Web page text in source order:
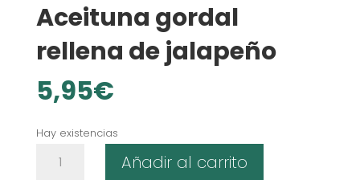
Aceituna gordal
rellena de jalapeño
5,95€
Hay existencias
gordal
Añadir al carrito